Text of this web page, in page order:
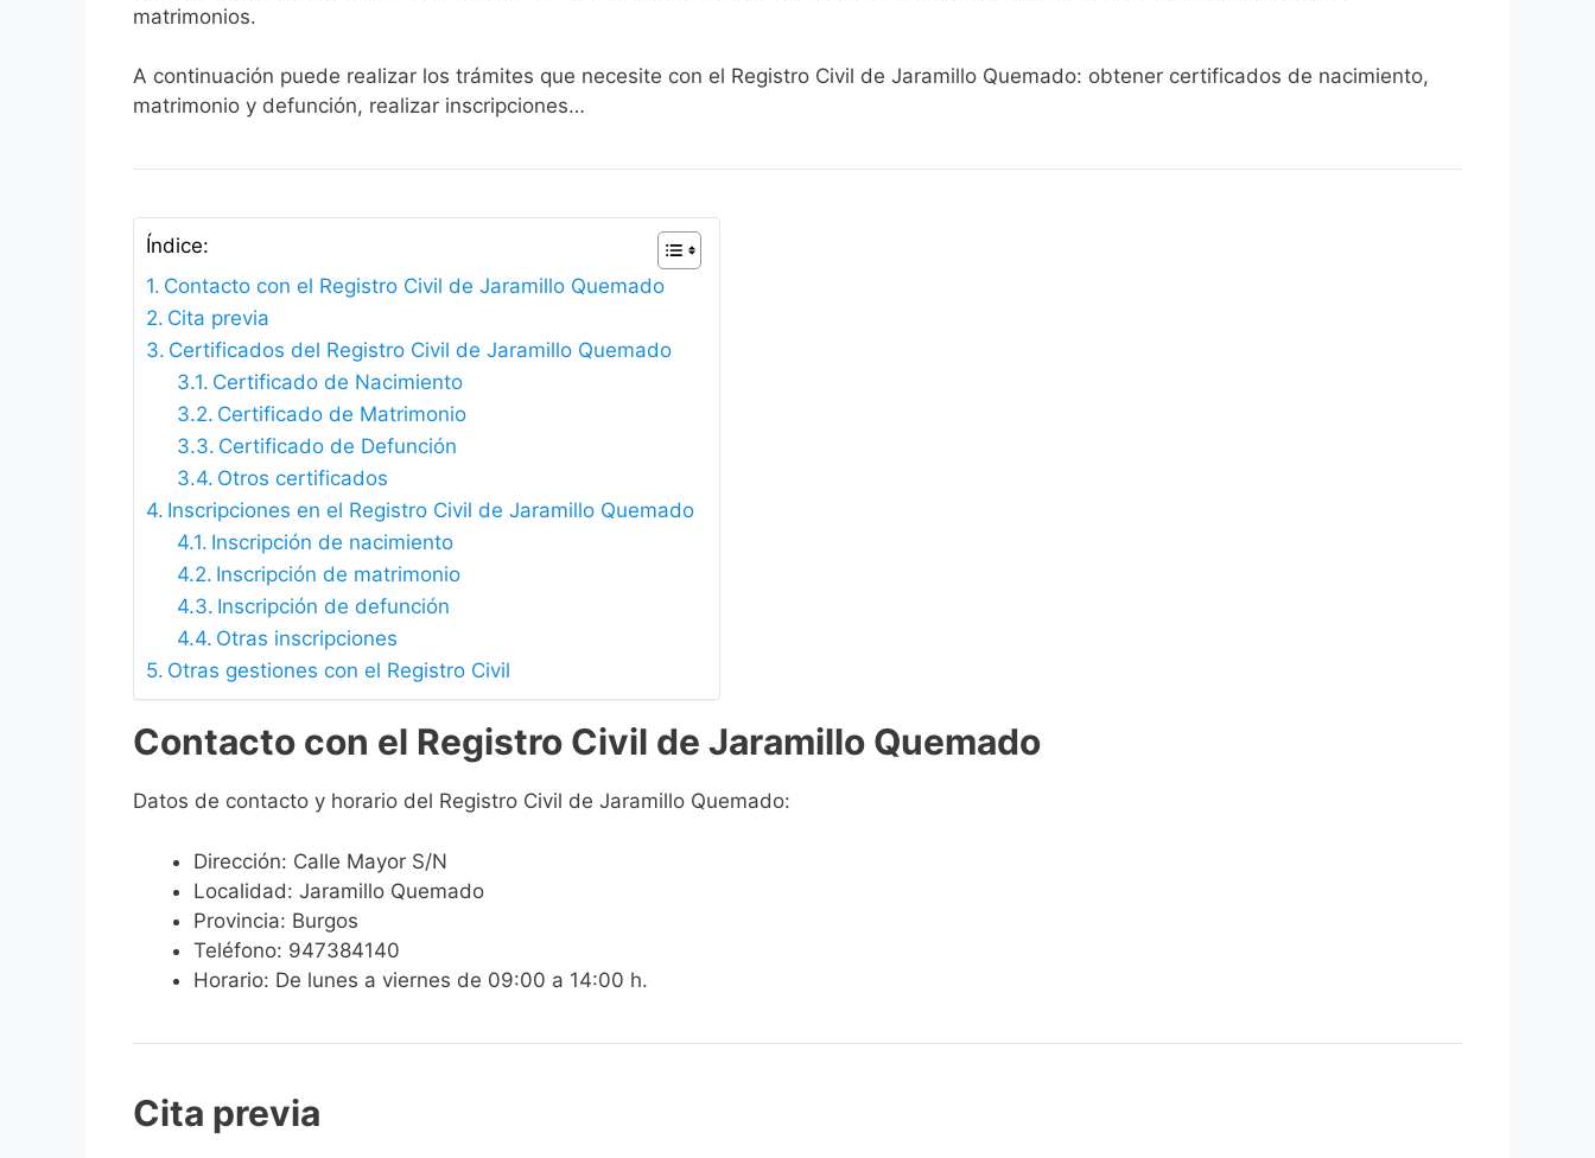
matrimonios.
A continuación puede realizar los trámites que necesite con el Registro Civil de Jaramillo Quemado: obtener certificados de nacimiento,
matrimonio y defunción, realizar inscripciones…
Índice:
Contacto con el Registro Civil de Jaramillo Quemado
Cita previa
Certificados del Registro Civil de Jaramillo Quemado
Certificado de Nacimiento
Certificado de Matrimonio
Certificado de Defunción
Otros certificados
Inscripciones en el Registro Civil de Jaramillo Quemado
Inscripción de nacimiento
Inscripción de matrimonio
Inscripción de defunción
Otras inscripciones
Otras gestiones con el Registro Civil
Contacto con el Registro Civil de Jaramillo Quemado
Datos de contacto y horario del Registro Civil de Jaramillo Quemado:
Dirección: Calle Mayor S/N
Localidad: Jaramillo Quemado
Provincia: Burgos
Teléfono: 947384140
Horario: De lunes a viernes de 09:00 a 14:00 h.
Cita previa